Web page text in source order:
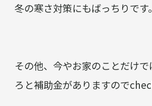
冬の寒さ対策にもばっちりです。
その他、今やお家のことだけ
ろと補助金がありますので